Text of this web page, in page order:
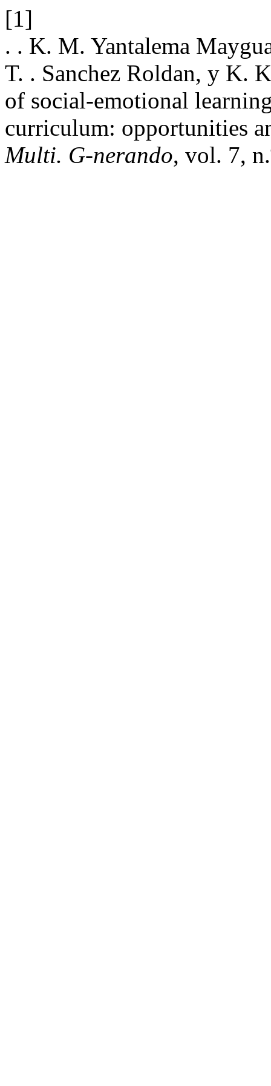
[1]
. . K. M. Yantalema
T. . Sanchez Roldan, y K.
of social-emotional
curriculum: opportunities
Multi. G-nerando, vol. 7,